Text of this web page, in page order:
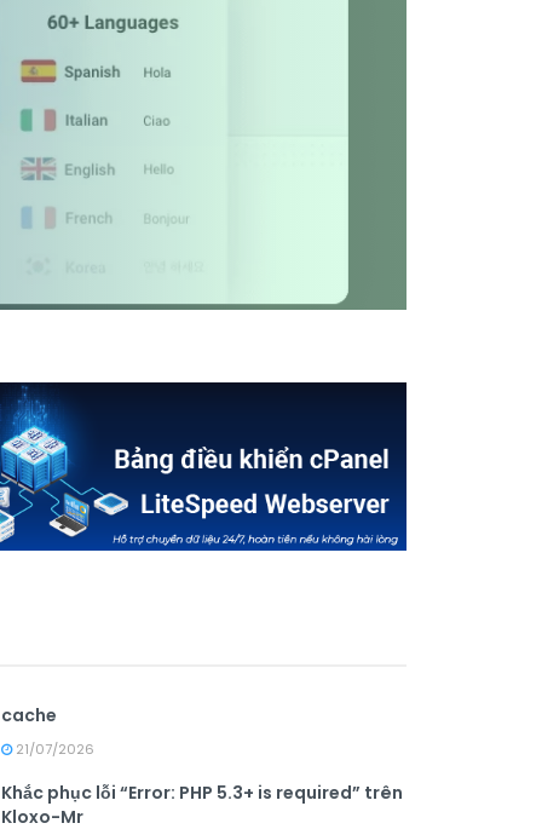
cache
21/07/2026
Khắc phục lỗi “Error: PHP 5.3+ is required” trên
Kloxo-Mr